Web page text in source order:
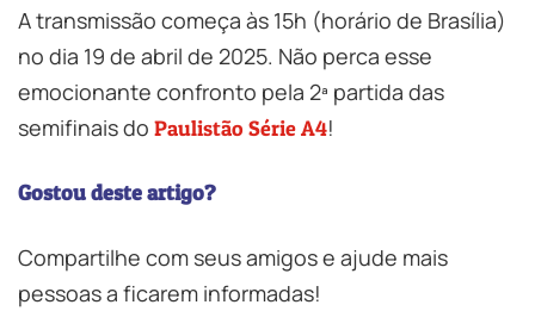
A transmissão começa às 15h (horário de Brasília)
no dia 19 de abril de 2025. Não perca esse
emocionante confronto pela 2ª partida das
semifinais do Paulistão Série A4!
Gostou deste artigo?
Compartilhe com seus amigos e ajude mais
pessoas a ficarem informadas!